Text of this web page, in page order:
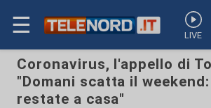
☰ LIVE
Coronavirus, l'appello di
"Domani scatta il
restate a casa"